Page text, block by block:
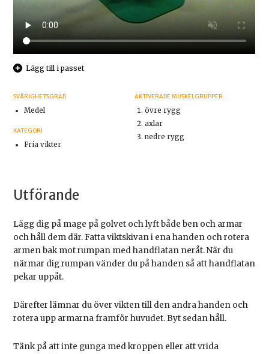
Lägg till i passet
SVÅRIGHETSGRAD
Medel
KATEGORI
Fria vikter
AKTIVERADE MUSKELGRUPPER
övre rygg
axlar
nedre rygg
Utförande
Lägg dig på mage på golvet och lyft både ben och armar
och håll dem där. Fatta viktskivan i ena handen och rotera
armen bak mot rumpan med handflatan neråt. När du
närmar dig rumpan vänder du på handen så att handflatan
pekar uppåt.
Därefter lämnar du över vikten till den andra handen och
rotera upp armarna framför huvudet. Byt sedan håll.
Tänk på att inte gunga med kroppen eller att vrida